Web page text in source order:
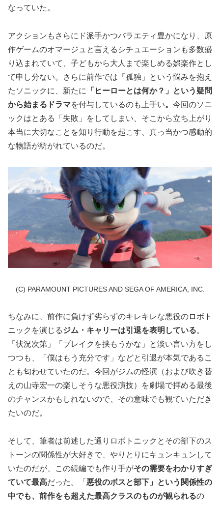
なっていた。
アクションもさらにド派手かつバラエティ豊かになり、原
作ゲームのオマージュと言えるシチュエーションも多数盛
り込まれていて、子どもから大人まで楽しめる娯楽作とし
て申し分ない。さらに前作では「孤独」という悩みを抱え
たソニックに、新たに
「ヒーローとは何か？」という疑問
から始まるドラマを付与しているのも上手い。 今回のソニ
ックはとある「失敗」をしてしまい、そこから立ち上がり
本当に大切なことを知り行動を起こす、真っ当かつ感動的
な物語が紡がれているのだ。
(C) PARAMOUNT PICTURES AND SEGA OF AMERICA, INC.
ちなみに、前作に負けず劣らずのキレキレな悪役のロボト
ニックを演じるジム・キャリーは引退を表明している。
「状況次第」「ブレイクを挟もうかな」と淡い言い方をし
つつも、「僕はもう充分です」などと引退が本気であるこ
とも匂わせていたのだ。今回がジムの怪演（および吹き替
えの山寺宏一の楽しそうな悪役演技）を劇場で拝める最後
のチャンスかもしれないので、その意味でも観ていただき
たいのだ。
そして、筆者は前述した通りロボトニックとその部下のス
トーンの関係性が大好きで、やりとりにキュンキュンして
いたのだが、この続編でも作り手がその需要をわかりすぎ
ていて最高だった。「 悪役のボスと部下」という関係性の
中でも、前作をも超えた最高クラスのものが観られるの